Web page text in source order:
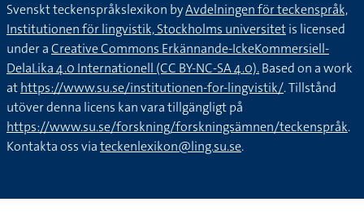
Svenskt teckenspråkslexikon byAvdelningen för teckenspråk,
Institutionen för lingvistik, Stockholms universitetis licensed
under aCreative Commons Erkännande-IckeKommersiell-
DelaLika 4.0 Internationell (CC BY-NC-SA 4.0).Based on a work
athttps://www.su.se/institutionen-for-lingvistik/. Tillstånd
utöver denna licens kan vara tillgängligt på
https://www.su.se/forskning/forskningsämnen/teckenspråk.
Kontakta oss viateckenlexikon@ling.su.se.